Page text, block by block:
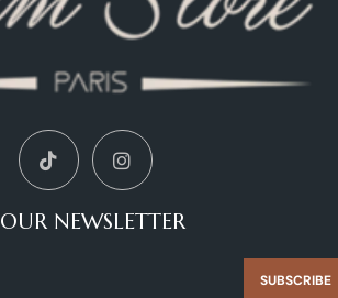
OUR NEWSLETTER
SUBSCRIBE